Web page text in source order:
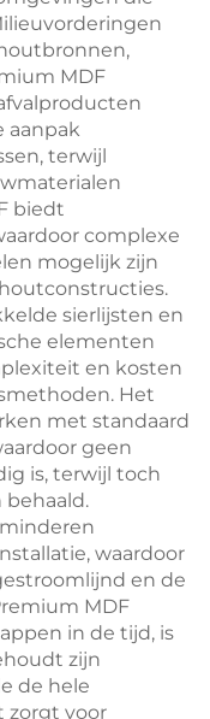
MDF
aanpak
terwijl
biedt
complexe
mogelijk zijn
sierlijsten en
elementen
en kosten
Het
met standaard
geen
is, terwijl toch
behaald.
waardoor
en de
MDF
in de tijd, is
zijn
de hele
zorgt voor